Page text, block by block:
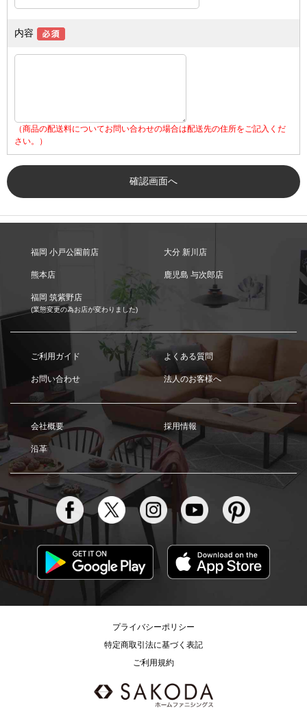
内容
（商品の配送料についてお問い合わせの場合は配送先の住所をご記入くだ
さい。）
福岡 小戸公園前店 大分 新川店
熊本店 鹿児島 与次郎店
福岡 筑紫野店
(業態変更の為お店が変わりました)
ご利用ガイド よくある質問
お問い合わせ 法人のお客様へ
会社概要 採用情報
沿革
プライバシーポリシー
特定商取引法に基づく表記
ご利用規約